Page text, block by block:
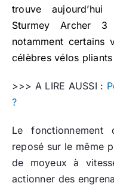
trouve aujourd’hui
Sturmey Archer 3
notamment certains
célèbres vélos
>>> A LIRE AUSSI :
?
Le fonctionnement
reposé sur le même
de moyeux à
actionner des